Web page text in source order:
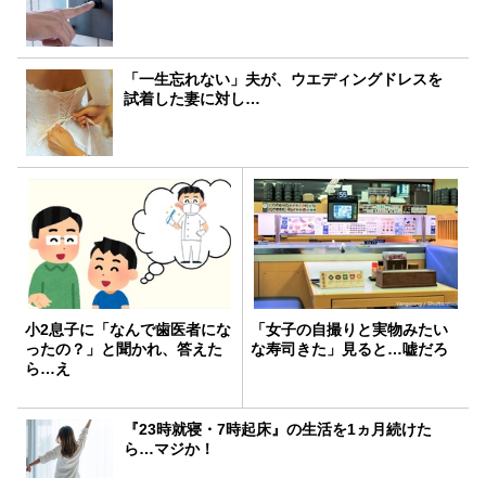
「一生忘れない」夫が、ウエディングドレスを
試着した妻に対し…
小2息子に「なんで歯医者にな
ったの？」と聞かれ、答えた
ら…え
「女子の自撮りと実物みたい
な寿司きた」見ると…嘘だろ
『23時就寝・7時起床』の生活を1ヵ月続けた
ら…マジか！